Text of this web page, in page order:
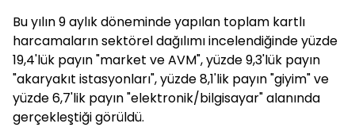
Bu yılın 9 aylık döneminde yapılan toplam kartlı
harcamaların sektörel dağılımı incelendiğinde yüzde
19,4'lük payın "market ve AVM", yüzde 9,3'lük payın
"akaryakıt istasyonları", yüzde 8,1'lik payın "giyim" ve
yüzde 6,7'lik payın "elektronik/bilgisayar" alanında
gerçekleştiği görüldü.